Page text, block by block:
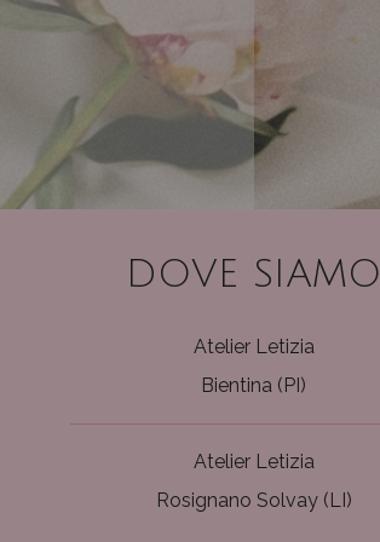
DOVE SIAMO
Atelier Letizia
Bientina (PI)
Atelier Letizia
Rosignano Solvay (LI)